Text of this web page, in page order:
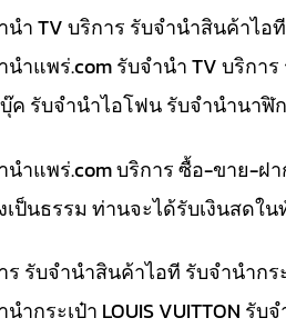
นำ TV บริการ รับจำนำสินค้าไ
นําแพร่.com รับจำนำ TV บริก
ค รับจำนำไอโฟน รับจำนำนาฬิ
นําแพร่.com บริการ ซื้อ-ขาย-ฝ
เป็นธรรม ท่านจะได้รับเงินสด
ร รับจำนำสินค้าไอที รับจำนำกร
นำกระเป๋า LOUIS VUITTON